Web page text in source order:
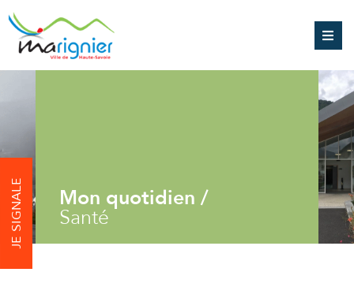
JE SIGNALE Mon quotidien /
Santé